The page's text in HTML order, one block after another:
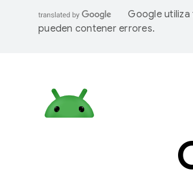
Google
pueden contener errores.